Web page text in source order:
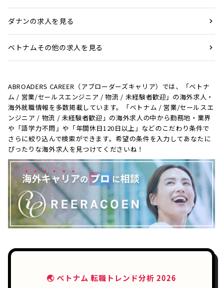
ダナンの求人を見る
ベトナムその他の求人を見る
ABROADERS CAREER（アブローダーズキャリア）では、「ベトナ
ム / 営業/セールスエンジニア / 物流 / 未経験者歓迎」の海外求人・
海外就職情報を多数掲載しています。「ベトナム / 営業/セールスエ
ンジニア / 物流 / 未経験者歓迎」の海外求人の中から勤務地・業界
や「語学力不問」や「年間休日120日以上」などのこだわり条件で
さらに絞り込んで検索ができます。希望の条件を入力してあなたに
ぴったりな海外求人を見つけてくださいね！
🌏 ベトナム 転職トレンド分析 2026